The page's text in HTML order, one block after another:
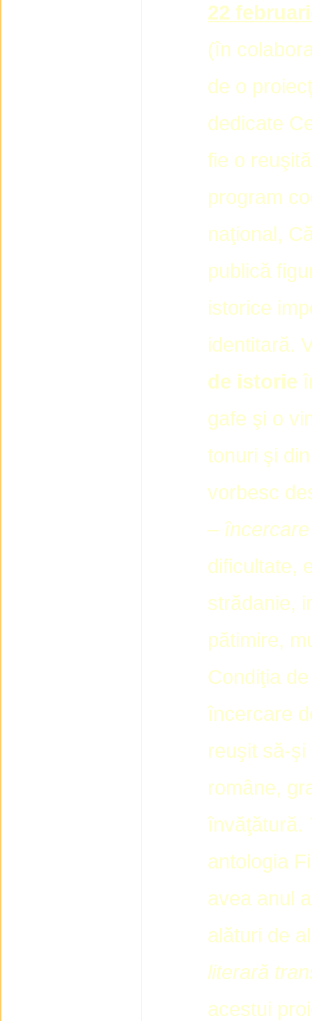
22
(în
de o
dedicate
fie o
program
naţional,
publică
istorice
identitară.
de istorie
gafe şi o
tonuri şi
vorbesc
– încercare
dificultate,
strădanie,
pătimire,
Condiţia
încercare
reuşit să-
române,
învăţătură.
antologia
avea anul
alături de
literară
acestui